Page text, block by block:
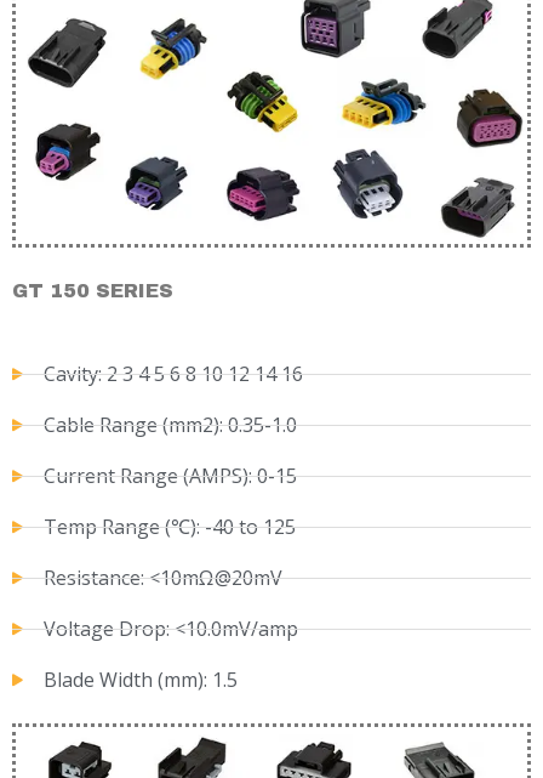
GT 150 SERIES
Cavity: 2 3 4 5 6 8 10 12 14 16
Cable Range (mm2): 0.35-1.0
Current Range (AMPS): 0-15
Temp Range (℃): -40 to 125
Resistance: <10mΩ@20mV
Voltage Drop: <10.0mV/amp
Blade Width (mm): 1.5